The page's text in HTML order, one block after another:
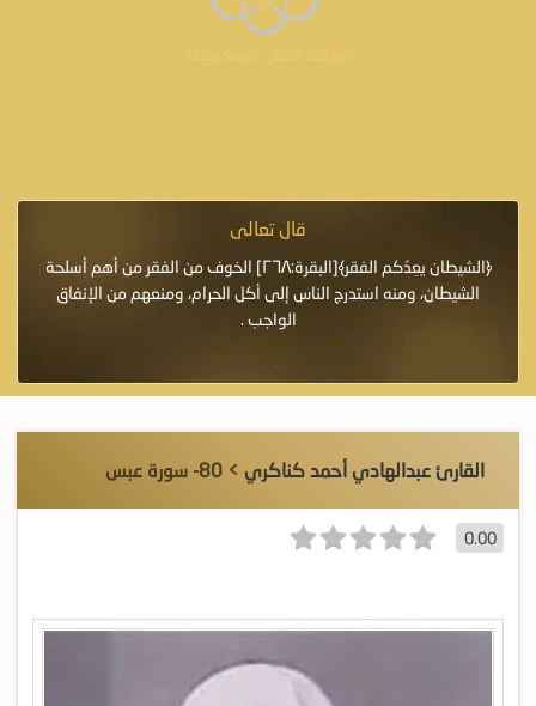
قال تعالى
﴿الشيطان يعِدُكم الفقر﴾[البقرة:٢٦٨] الخوف من الفقر من أهم أسلحة
الشيطان، ومنه استدرج الناس إلى أكل الحرام، ومنعهم من الإنفاق
الواجب .
القارئ عبدالهادي أحمد كناكري > 80- سورة عبس
0.00